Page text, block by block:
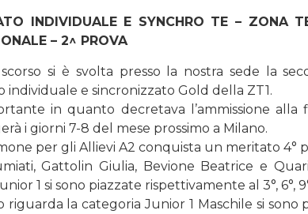
INDIVIDUALE E SYNCHRO TE – ZONA
– 2^ PROVA
si è svolta presso la nostra sede la
individuale e sincronizzato Gold della ZT1.
in quanto decretava l’ammissione alla
i giorni 7-8 del mese prossimo a Milano.
per gli Allievi A2 conquista un meritato 4°
Gattolin Giulia, Bevione Beatrice e
1 si sono piazzate rispettivamente al 3°, 6°,
riguarda la categoria Junior 1 Maschile si sono